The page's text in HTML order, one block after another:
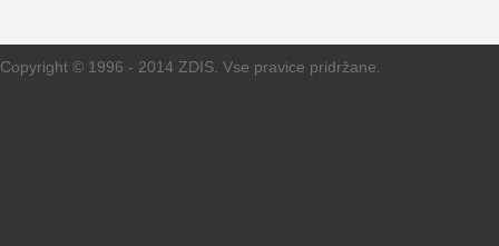
Copyright © 1996 - 2014 ZDIS. Vse pravice pridržane.